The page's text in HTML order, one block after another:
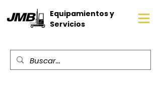
Equipamientos y
Servicios